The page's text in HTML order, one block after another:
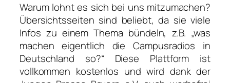
Warum lohnt es sich bei uns mitzumachen?
Übersichtsseiten sind beliebt, da sie viele
Infos zu einem Thema bündeln, z.B. „was
machen eigentlich die Campusradios in
Deutschland so?“ Diese Plattform ist
vollkommen kostenlos und wird dank der